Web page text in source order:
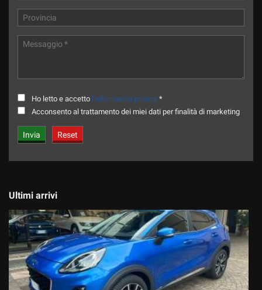
Ho letto e accetto l'informativa privacy *
Acconsento al trattamento dei miei dati per finalità di marketing
Ultimi arrivi